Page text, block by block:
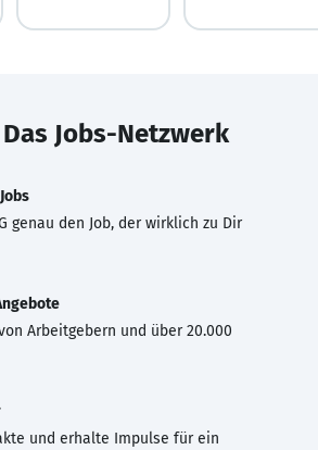
Das Jobs-Netzwerk
genau den Job, der wirklich zu Dir
Arbeitgebern und über 20.000
und erhalte Impulse für ein